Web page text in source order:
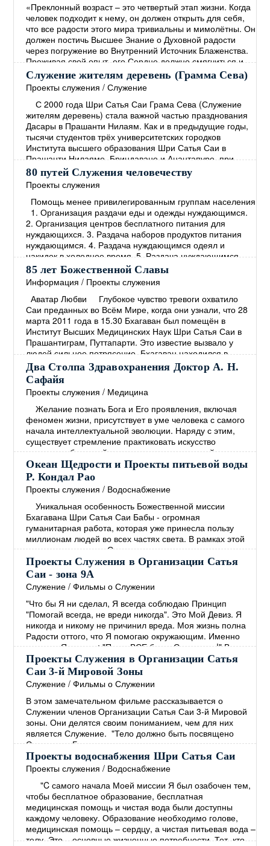
«Преклонный возраст – это четвертый этап жизни. Когда
человек подходит к нему, он должен открыть для себя,
что все радости этого мира тривиальны и мимолётны. Он
должен постичь Высшее Знание о Духовной радости
через погружение во Внутренний Источник Блаженства.
Проживая свой опыт, его Сердце должно смягчиться и
наполниться Состраданием. Человек должен
сосредоточиться на том, чтобы способствовать
прогрессу всех живых существ, не проводя между
Служение жителям деревень (Грамма Сева)
Проекты служения /Служение
С 2000 года Шри Сатья Саи Грама Сева (Служение
жителям деревень) стала важной частью празднования
Дасары в Прашанти Нилаям. Как и в предыдущие годы,
тысячи студентов трёх университетских городков
Института высшего образования Шри Сатья Саи в
Прашанти Нилаяме, Бриндаване и Анантапуре, при
участии учеников Средней школы Шри Сатья Саи в
Прашанти Нилаяме, наряду с персоналом этих учебных
заведений, приняли участие в Грама Севе
80 путей Служения человечеству
Проекты служения
Помощь менее привилегированным группам населения
1. Организация раздачи еды и одежды нуждающимся.
2. Организация центров бесплатного питания для
нуждающихся. 3. Раздача наборов продуктов питания
нуждающимся. 4. Раздача нуждающимся одеял и
накидок в холодное время. 5. Раздача нуждающимся
пищи, богатой протеином. 6. Установление опеки над
малообеспеченными семьями и организация
систематической помощи. 7. Организация программ
помощи деревням с→
85 лет Божественной Славы
Информация / Проекты служения
Аватар Любви Глубокое чувство тревоги охватило
Саи преданных во Всём Мире, когда они узнали, что 28
марта 2011 года в 15.30 Бхагаван был помещён в
Институт Высших Медицинских Наук Шри Сатья Саи в
Прашантиграм, Путтапарти. Это известие вызвало у
людей сильное потрясение. Бхагаван находился в
госпитале 27 дней, и группа медицинских экспертов
обеспечивала его лучшим лечением, какое только
возможно. Но Бхагаван принял решение закончить
Два Столпа Здравохранения Доктор А. Н.
Сафайя
Проекты служения / Медицина
Желание познать Бога и Его проявления, включая
феномен жизни, присутствует в уме человека с самого
начала интеллектуальной эволюции. Наряду с этим,
существует стремление практиковать искусство
излечения болезней и различных повреждений
человеческой формы. Эти два желания идут рука об
руку. Веды, которые представляют собой самый древний
документ Духовности, изобилуют примерами как мыслей
о Боге, так и мыслей о врачебном искусстве.
Океан Щедрости и Проекты питьевой воды
Р. Кондал Рао
Проекты служения / Водоснабжение
Уникальная особенность Божественной миссии
Бхагавана Шри Сатья Саи Бабы - огромная
гуманитарная работа, которая уже принесла пользу
миллионам людей во всех частях света. В рамках этой
миссии в интересах Служения человечеству
Центральным трастом Шри Сатья Саи под Милостивым
Руководством Бхагавана были открыты образовательные
и медицинские учреждения. В дополнение к этому
Бхагаван решил обеспечить людей чистой питьевой
водой, жизненно важной→
Проекты Служения в Организации Сатья
Саи - зона 9А
Служение /Фильмы о Служении
"Что бы Я ни сделал, Я всегда соблюдаю Принцип
"Помогай всегда, не вреди никогда". Это Мой Девиз. Я
никогда и никому не причинил вреда. Моя жизнь полна
Радости оттого, что Я помогаю окружающим. Именно
поэтому Я говорю: "Пусть ВСЕ будут Счастливы!" Все
должны быть Здоровы, Счастливы и полны Радости."
Сатья Саи Баба Божественная Беседа, 20 октября 2002
Молодёжь зоны 9А активно вовлечена в проекты
Служения, такие как: устранение последствий
Проекты Служения в Организации Сатья
Саи 3-й Мировой Зоны
Служение /Фильмы о Служении
В этом замечательном фильме рассказывается о
Служении членов Организации Сатья Саи 3-й Мировой
зоны. Они делятся своим пониманием, чем для них
является Служение. "Тело должно быть посвящено
Служению. Божественность живущая в вас, также есть в
каждом. Лучший Путь к Богу - это Любить ВСЕХ и
Служить ВСЕМ! Если вы по настоящему хотите
распространять Послание Мира, тогда сначала
взрастите Покой в себе. Откуда вы можете черпать этот
Покой? Только из→
Проекты водоснабжения Шри Сатья Саи
Проекты служения / Водоснабжение
"C самого начала Моей миссии Я был озабочен тем,
чтобы бесплатное образование, бесплатная
медицинская помощь и чистая вода были доступны
каждому человеку. Образование необходимо голове,
медицинская помощь – сердцу, а чистая питьевая вода –
телу. Это – основные жизненные потребности. Тот, кто